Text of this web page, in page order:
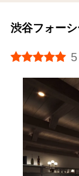
渋谷フォー
5